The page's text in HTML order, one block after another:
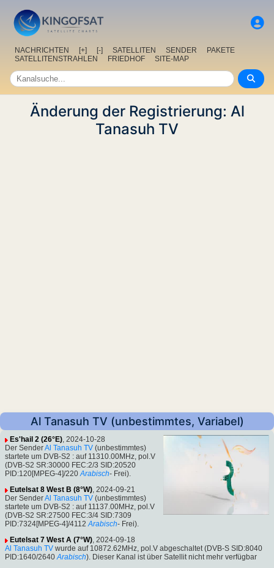
NACHRICHTEN [+] [-] SATELLITEN SENDER
PAKETE
SATELLITENSTRAHLEN
FRIEDHOF SITE-MAP
Änderung der Registrierung: Al
Tanasuh TV
Al Tanasuh TV (unbestimmtes, Variabel)
Es'hail 2 (26°E), 2024-10-28
Der SenderAl Tanasuh TV (unbestimmtes)
startete um DVB-S2 : auf 11310.00MHz, pol.V
(DVB-S2 SR:30000 FEC:2/3 SID:20520
PID:120[MPEG-4]/220 Arabisch- Frei).
Eutelsat 8 West B (8°W), 2024-09-21
Der SenderAl Tanasuh TV (unbestimmtes)
startete um DVB-S2 : auf 11137.00MHz, pol.V
(DVB-S2 SR:27500 FEC:3/4 SID:7309
PID:7324[MPEG-4]/4112 Arabisch- Frei).
Eutelsat 7 West A (7°W), 2024-09-18
Al Tanasuh TV wurde auf 10872.62MHz, pol.V abgeschaltet (DVB-S SID:8040
PID:1640/2640 Arabisch). Dieser Kanal ist über Satellit nicht mehr verfügbar